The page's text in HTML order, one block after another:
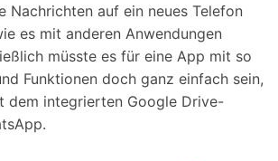
Nachrichten auf ein neues Telefon
es mit anderen Anwendungen
müsste es für eine App mit so
Funktionen doch ganz einfach sein,
dem integrierten Google Drive-